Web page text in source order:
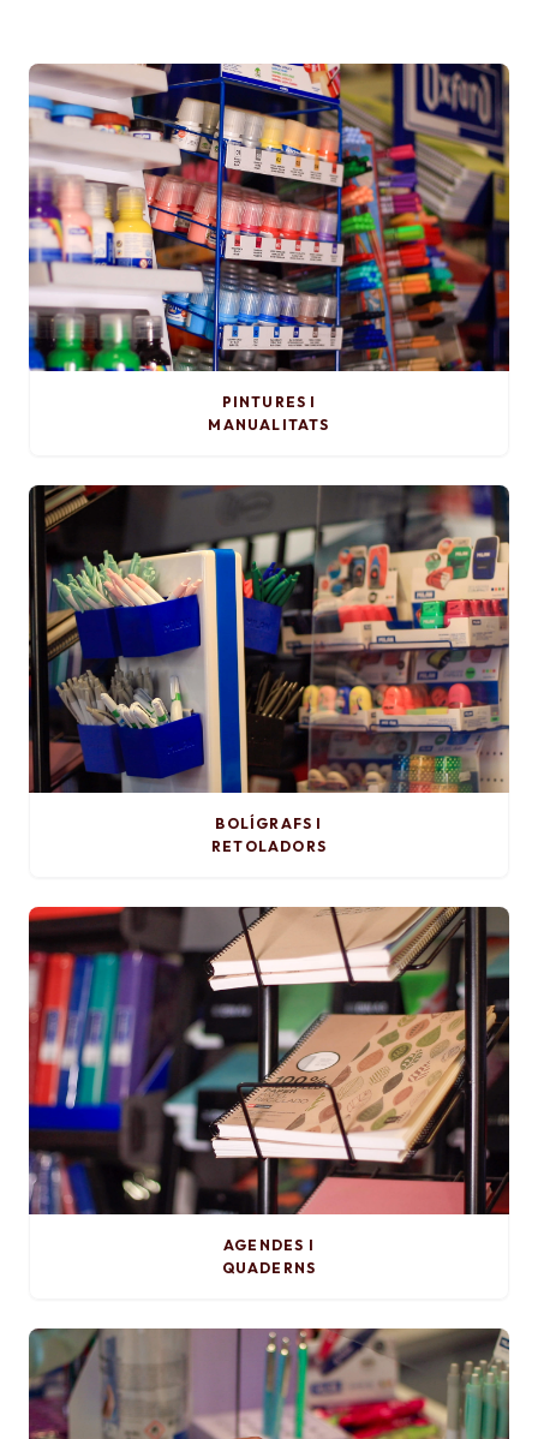
PINTURES I
MANUALITATS
BOLÍGRAFS I
RETOLADORS
AGENDES I
QUADERNS